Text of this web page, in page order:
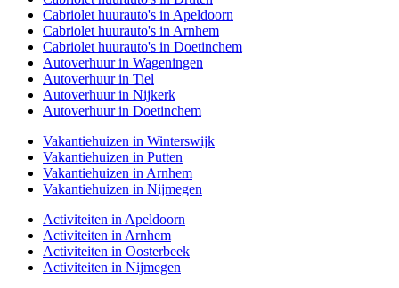
Cabriolet huurauto's in Apeldoorn
Cabriolet huurauto's in Arnhem
Cabriolet huurauto's in Doetinchem
Autoverhuur in Wageningen
Autoverhuur in Tiel
Autoverhuur in Nijkerk
Autoverhuur in Doetinchem
Vakantiehuizen in Winterswijk
Vakantiehuizen in Putten
Vakantiehuizen in Arnhem
Vakantiehuizen in Nijmegen
Activiteiten in Apeldoorn
Activiteiten in Arnhem
Activiteiten in Oosterbeek
Activiteiten in Nijmegen